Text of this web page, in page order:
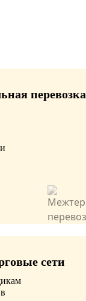
перевозка
сети